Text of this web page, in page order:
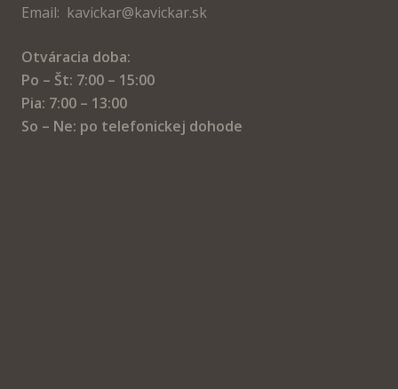
Email: kavickar@kavickar.sk
Otváracia doba:
Po – Št: 7:00 – 15:00
Pia: 7:00 – 13:00
So – Ne: po telefonickej dohode